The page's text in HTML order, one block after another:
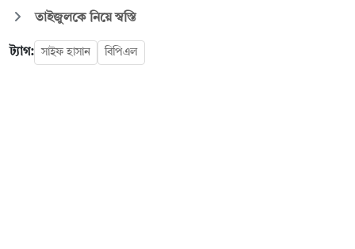
তাইজুলকে নিয়ে স্বস্তি
ট্যাগ: সাইফ হাসান বিপিএল